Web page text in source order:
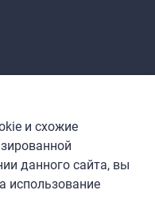
и схожие
данного сайта, вы
использование